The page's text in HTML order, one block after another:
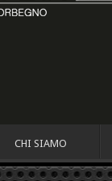
CHI SIAMO